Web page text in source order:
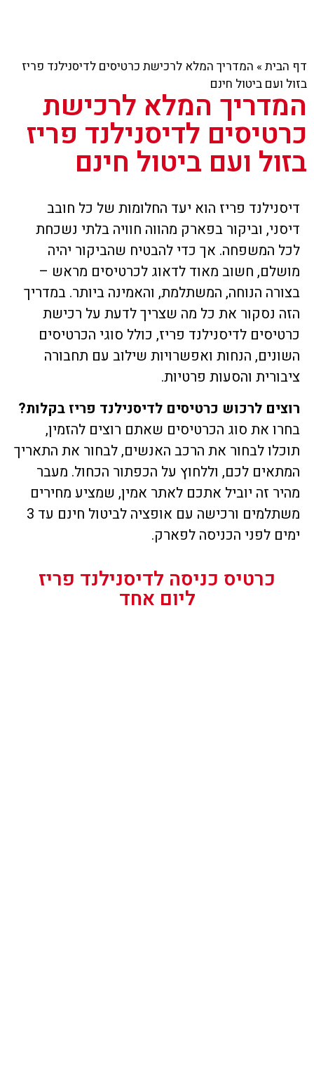
»המדריך המלא לרכישת כרטיסים לדיסנילנד פריז
ועם ביטול חינם
המלא לרכישת
לדיסנילנד פריז
ועם ביטול חינם
פריז הוא יעד החלומות של כל חובב
וביקור בפארק מהווה חוויה בלתי נשכחת
המשפחה. אך כדי להבטיח שהביקור יהיה
חשוב מאוד לדאוג לכרטיסים מראש –
הנוחה, המשתלמת, והאמינה ביותר. במדריך
נסקור את כל מה שצריך לדעת על רכישת
לדיסנילנד פריז, כולל סוגי הכרטיסים
הנחות ואפשרויות שילוב עם תחבורה
והסעות פרטיות.
לרכוש כרטיסים לדיסנילנד פריז בקלות?
את סוג הכרטיסים שאתם רוצים להזמין,
לבחור את הרכב האנשים, לבחור את התאריך
לכם, וללחוץ על הכפתור הכחול. מעבר
זה יוביל אתכם לאתר אמין, שמציע מחירים
משתלמים ורכישה עם אופציה לביטול חינם עד 3
לפני הכניסה לפארק.
כרטיס כניסה לדיסנילנד פריז
ליום אחד